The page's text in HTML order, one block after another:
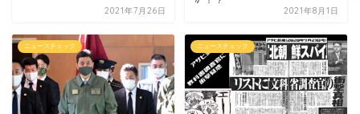
2021年7月26日 2021年8月1日
ニュースチェック ニュースチェック